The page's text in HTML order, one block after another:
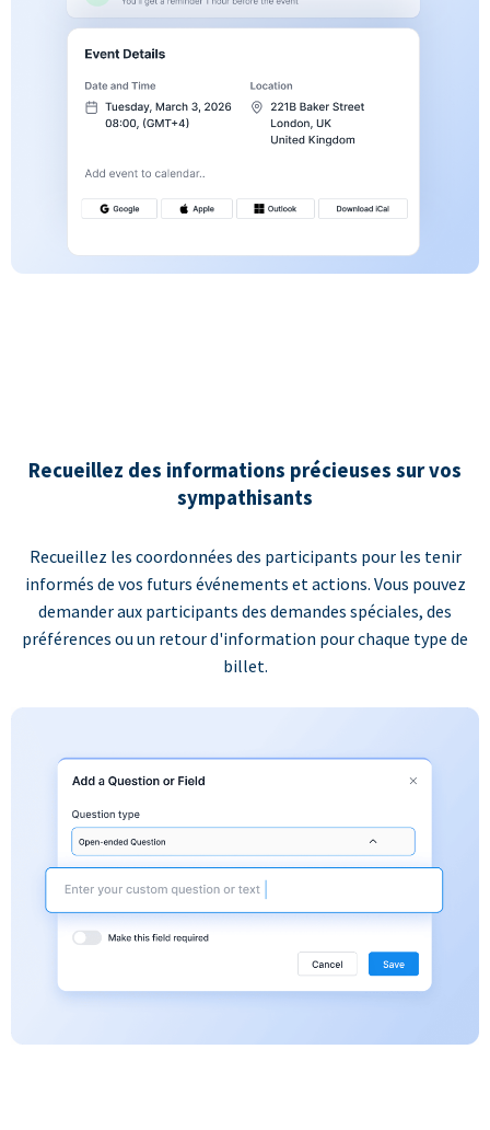
Recueillez des informations précieuses sur vos
sympathisants
Recueillez les coordonnées des participants pour les tenir
informés de vos futurs événements et actions. Vous pouvez
demander aux participants des demandes spéciales, des
préférences ou un retour d'information pour chaque type de
billet.